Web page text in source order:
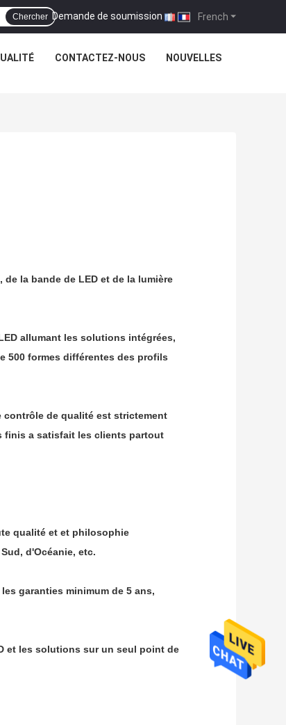
French
Demande de soumission |
Chercher
CONTACTEZ-NOUS NOUVELLES
la bande de LED et de la lumière
allumant les solutions intégrées,
500 formes différentes des profils
contrôle de qualité est strictement
finis a satisfait les clients partout
qualité et et philosophie
d'Océanie, etc.
garanties minimum de 5 ans,
et les solutions sur un seul point de